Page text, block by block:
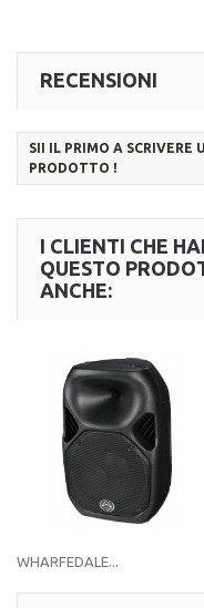
RECENSIONI
SII IL PRIMO A SCRIVERE
PRODOTTO !
I CLIENTI CHE
QUESTO
ANCHE:
WHARFEDALE...